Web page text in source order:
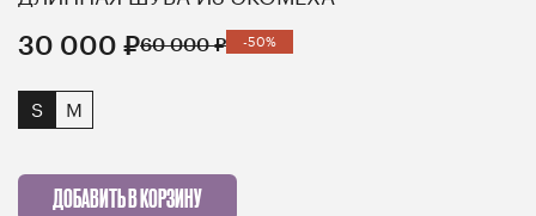
30 000 ₽60 000 ₽ -50%
S M
ДОБАВИТЬ В КОРЗИНУ